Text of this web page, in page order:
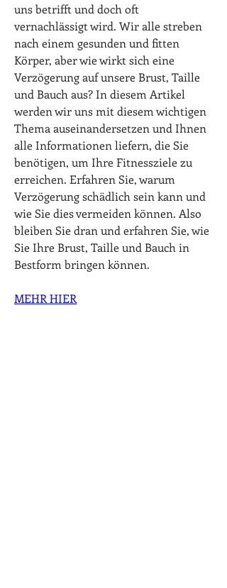
uns betrifft und doch oft
vernachlässigt wird. Wir alle streben
nach einem gesunden und fitten
Körper, aber wie wirkt sich eine
Verzögerung auf unsere Brust, Taille
und Bauch aus? In diesem Artikel
werden wir uns mit diesem wichtigen
Thema auseinandersetzen und Ihnen
alle Informationen liefern, die Sie
benötigen, um Ihre Fitnessziele zu
erreichen. Erfahren Sie, warum
Verzögerung schädlich sein kann und
wie Sie dies vermeiden können. Also
bleiben Sie dran und erfahren Sie, wie
Sie Ihre Brust, Taille und Bauch in
Bestform bringen können.
MEHR HIER